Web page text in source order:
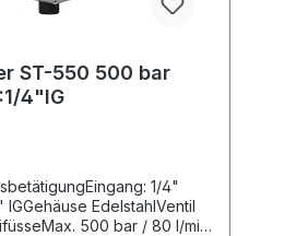
ST-550 500 bar
4"IG
1/4"
IGGehäuse EdelstahlVentil
500 bar / 80 l/min